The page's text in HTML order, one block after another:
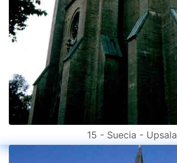
15 - Suecia - Upsala